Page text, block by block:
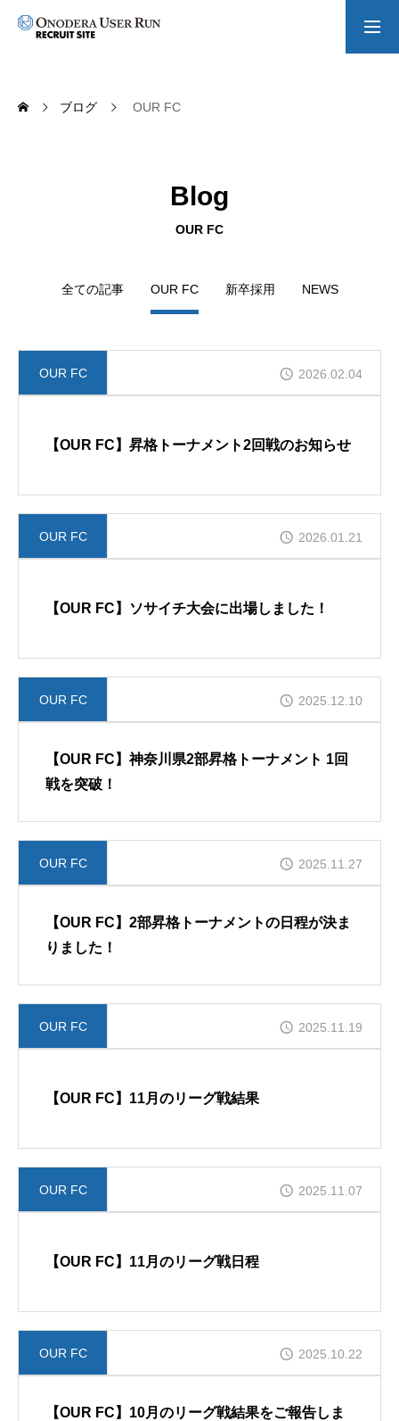
インタビュー
採用ブログ
ブログ OUR FC
Blog
OUR FC
全ての記事 OUR FC 新卒採用 NEWS
OUR FC 2026.02.04
【OUR FC】昇格トーナメント2回戦のお知らせ
OUR FC 2026.01.21
【OUR FC】ソサイチ大会に出場しました！
OUR FC 2025.12.10
【OUR FC】神奈川県2部昇格トーナメント 1回
戦を突破！
OUR FC 2025.11.27
【OUR FC】2部昇格トーナメントの日程が決ま
りました！
OUR FC 2025.11.19
【OUR FC】11月のリーグ戦結果
OUR FC 2025.11.07
【OUR FC】11月のリーグ戦日程
OUR FC 2025.10.22
【OUR FC】10月のリーグ戦結果をご報告しま